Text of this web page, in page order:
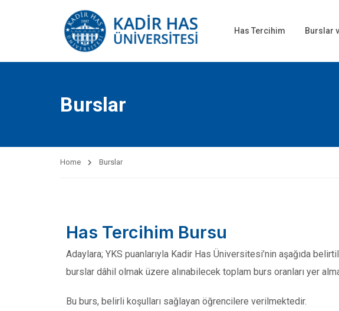
Has Tercihim Burslar
Burslar
Home Burslar
Has Tercihim Bursu
Adaylara; YKS puanlarıyla Kadir Has Üniversitesi’nin aşağıda
burslar dâhil olmak üzere alınabilecek toplam burs oranları yer
Bu burs, belirli koşulları sağlayan öğrencilere verilmektedir.